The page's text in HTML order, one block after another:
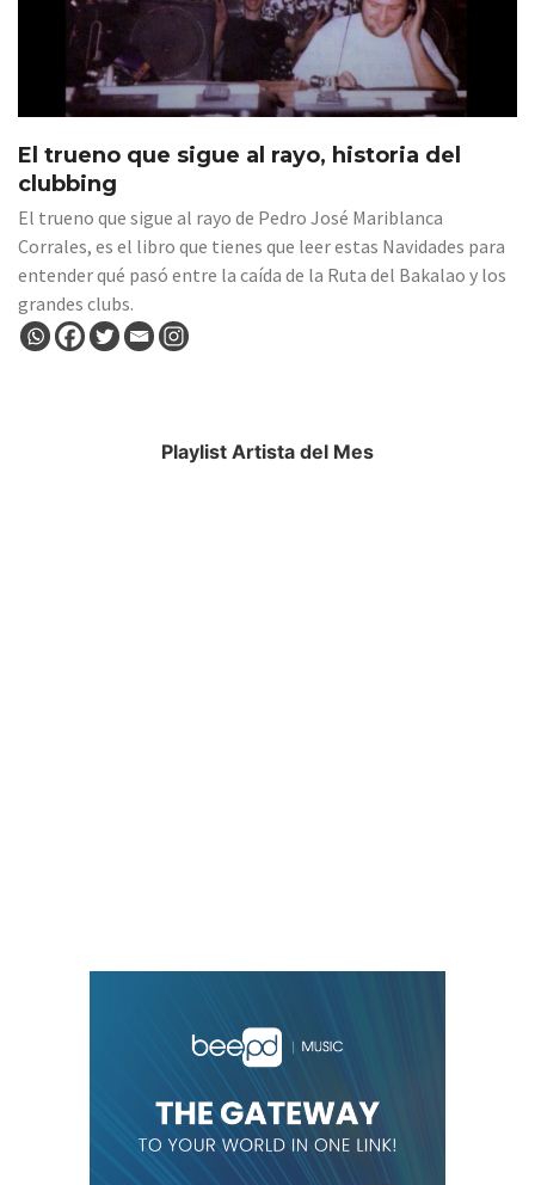
El trueno que sigue al rayo, historia del
clubbing
El trueno que sigue al rayo de Pedro José Mariblanca
Corrales, es el libro que tienes que leer estas Navidades para
entender qué pasó entre la caída de la Ruta del Bakalao y los
grandes clubs.
Playlist Artista del Mes